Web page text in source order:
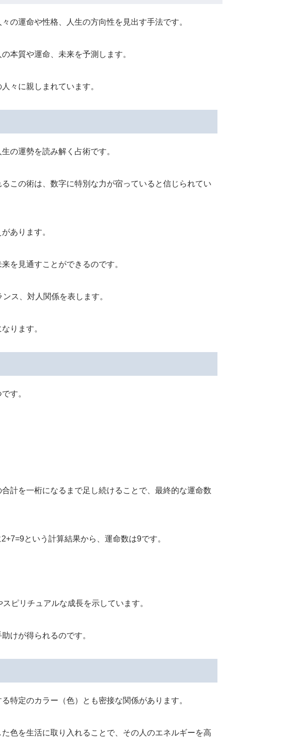
の運命や性格、人生の方向性を見出す手法です。
本質や運命、未来を予測します。
々に親しまれています。
の運勢を読み解く占術です。
この術は、数字に特別な力が宿っていると信じられてい
あります。
を見通すことができるのです。
ス、対人関係を表します。
ります。
す。
計を一桁になるまで足し続けることで、最終的な運命数
という計算結果から、運命数は9です。
ピリチュアルな成長を示しています。
けが得られるのです。
特定のカラー（色）とも密接な関係があります。
色を生活に取り入れることで、その人のエネルギーを高